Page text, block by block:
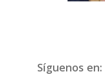
Síguenos en: